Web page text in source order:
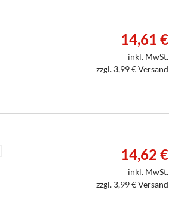
14,61 €
inkl. MwSt.
zzgl. 3,99 € Versand
14,62 €
inkl. MwSt.
zzgl. 3,99 € Versand